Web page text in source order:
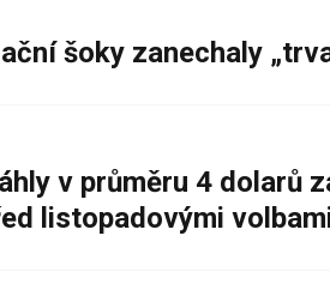
šoky zanechaly
v průměru 4
listopadovými